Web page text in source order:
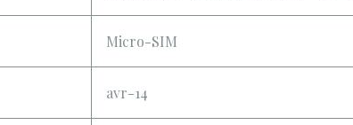
Micro-SIM
avr-14